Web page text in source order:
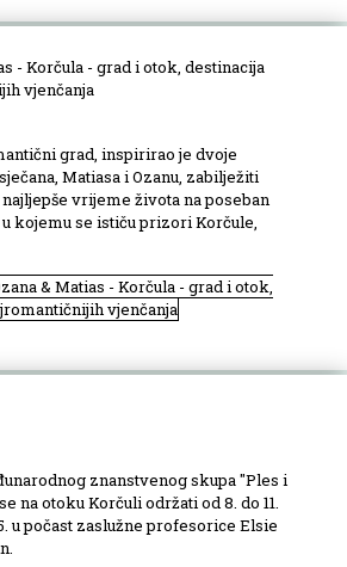
- Korčula - grad i otok, destinacija
vjenčanja
grad, inspirirao je dvoje
Matiasa i Ozanu, zabilježiti
vrijeme života na poseban
kojemu se ističu prizori Korčule,
& Matias - Korčula - grad i otok,
vjenčanja
znanstvenog skupa "Ples i
na otoku Korčuli održati od 8. do 11.
u počast zaslužne profesorice Elsie